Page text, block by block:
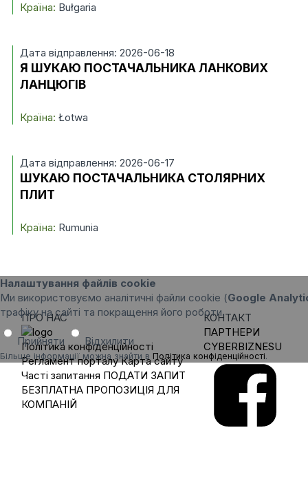
Країна: Bułgaria
Дата відправлення: 2026-06-18
Я ШУКАЮ ПОСТАЧАЛЬНИКА ЛАНКОВИХ
ЛАНЦЮГІВ
Країна: Łotwa
Дата відправлення: 2026-06-17
ШУКАЮ ПОСТАЧАЛЬНИКА СТОЛЯРНИХ
ПЛИТ
Країна: Rumunia
Налаштування файлів cookie
Ми використовуємо аналітичні файли cookie (Google
трафіку на сайті та покращення його роботи.
Прийняти Відхилити
Більше інформації можна знайти в Політика конфіденційності.
ПРО НАС
Політика конфіденційності
Регламент порталу Карта сайту
Часті запитання ПОДАТИ ЗАПИТ
БЕЗПЛАТНА ПРОПОЗИЦІЯ ДЛЯ
КОМПАНІЙ
КОНТАКТ
ПАРТНЕРИ
CYBERBIZNESU